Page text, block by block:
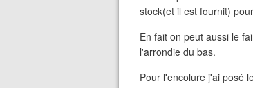
stock(et il est fournit)
En fait on peut aussi le
l'arrondie du bas.
Pour l'encolure j'ai posé